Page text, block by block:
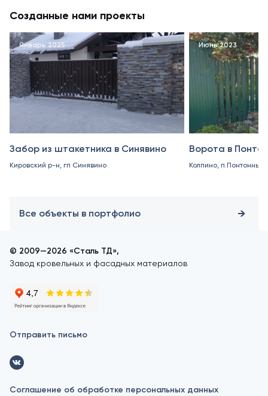
Созданные нами проекты
Январь 2025
Забор из штакетника в Синявино
Кировский р-н, гп Синявино
Июнь 2023
Ворота в
Колпино, п.Понтонный
Все объекты в портфолио
© 2009—2026 «Сталь ТД»,
Завод кровельных и фасадных материалов
Отправить письмо
Соглашение об обработке персональных данных